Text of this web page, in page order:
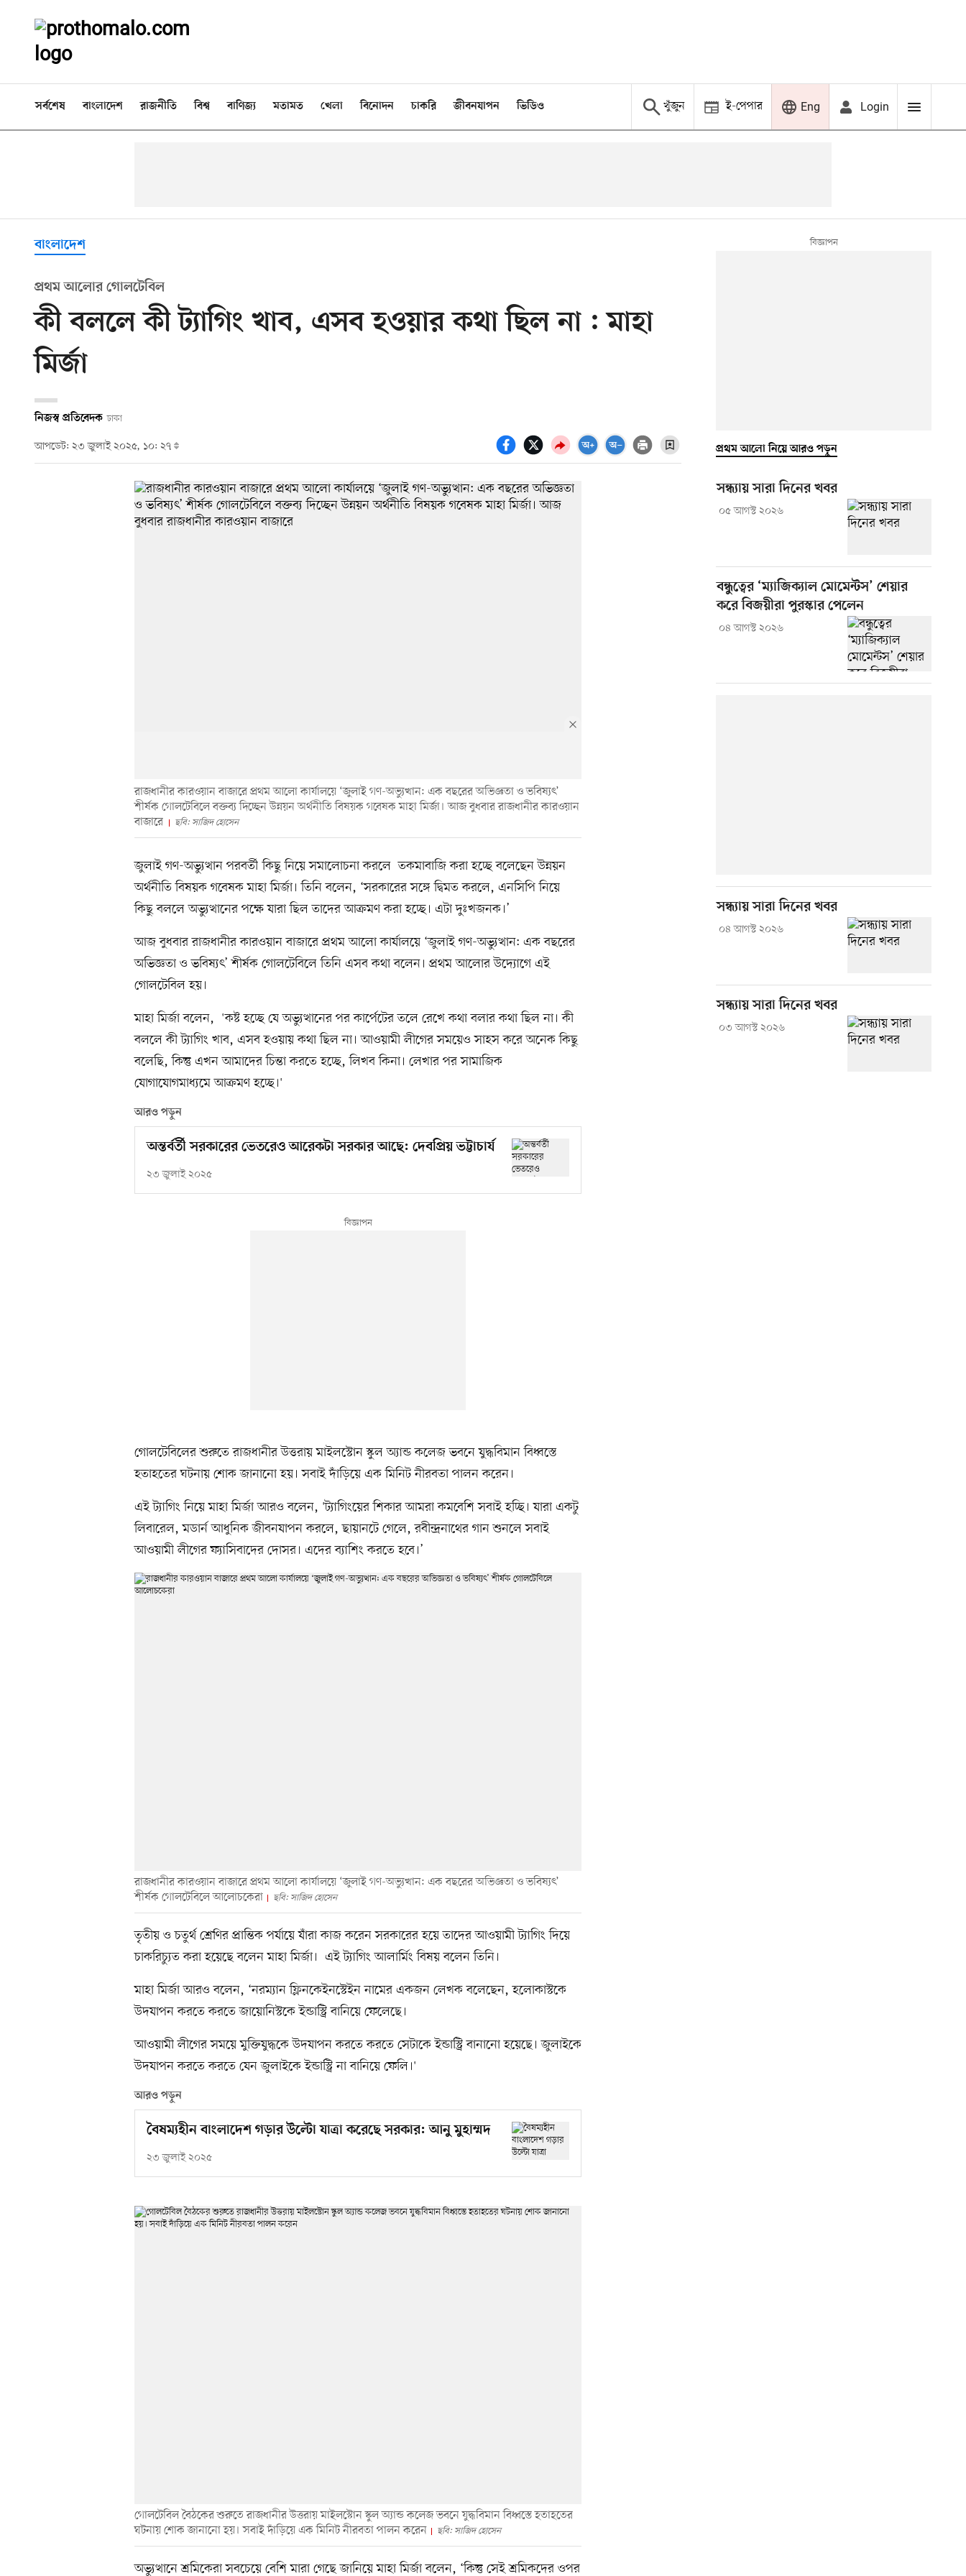
সর্বশেষ বাংলাদেশ রাজনীতি বিশ্ব বাণিজ্য মতামত খেলা বিনোদন চাকরি জীবনযাপন ভিডিও খুঁজুন ই-পেপার Eng Login
বাংলাদেশ
প্রথম আলোর গোলটেবিল
কী বললে কী ট্যাগিং খাব, এসব হওয়ার কথা ছিল না : মাহা
মির্জা
নিজস্ব প্রতিবেদক ঢাকা
আপডেট: ২৩ জুলাই ২০২৫, ১০: ২৭
রাজধানীর কারওয়ান বাজারে প্রথম আলো কার্যালয়ে ‘জুলাই গণ-অভ্যুত্থান: এক বছরের অভিজ্ঞতা ও ভবিষ্যৎ’
শীর্ষক গোলটেবিলে বক্তব্য দিচ্ছেন উন্নয়ন অর্থনীতি বিষয়ক গবেষক মাহা মির্জা। আজ বুধবার রাজধানীর কারওয়ান
বাজারে
ছবি: সাজিদ হোসেন
জুলাই গণ-অভ্যুত্থান পরবর্তী কিছু নিয়ে সমালোচনা করলে তকমাবাজি করা হচ্ছে বলেছেন উন্নয়ন
অর্থনীতি বিষয়ক গবেষক মাহা মির্জা। তিনি বলেন, ‘সরকারের সঙ্গে দ্বিমত করলে, এনসিপি নিয়ে
কিছু বললে অভ্যুত্থানের পক্ষে যারা ছিল তাদের আক্রমণ করা হচ্ছে। এটা দুঃখজনক।’
আজ বুধবার রাজধানীর কারওয়ান বাজারে প্রথম আলো কার্যালয়ে ‘জুলাই গণ-অভ্যুত্থান: এক বছরের
অভিজ্ঞতা ও ভবিষ্যৎ’ শীর্ষক গোলটেবিলে তিনি এসব কথা বলেন। প্রথম আলোর উদ্যোগে এই
গোলটেবিল হয়।
মাহা মির্জা বলেন, 'কষ্ট হচ্ছে যে অভ্যুত্থানের পর কার্পেটের তলে রেখে কথা বলার কথা ছিল না। কী
বললে কী ট্যাগিং খাব, এসব হওয়ায় কথা ছিল না। আওয়ামী লীগের সময়েও সাহস করে অনেক কিছু
বলেছি, কিন্তু এখন আমাদের চিন্তা করতে হচ্ছে, লিখব কিনা। লেখার পর সামাজিক
যোগাযোগমাধ্যমে আক্রমণ হচ্ছে।'
আরও পড়ুন
অন্তর্বর্তী সরকারের ভেতরেও আরেকটা সরকার আছে: দেবপ্রিয় ভট্টাচার্য
২৩ জুলাই ২০২৫
গোলটেবিলের শুরুতে রাজধানীর উত্তরায় মাইলস্টোন স্কুল অ্যান্ড কলেজ ভবনে যুদ্ধবিমান বিধ্বস্তে
হতাহতের ঘটনায় শোক জানানো হয়। সবাই দাঁড়িয়ে এক মিনিট নীরবতা পালন করেন।
এই ট্যাগিং নিয়ে মাহা মির্জা আরও বলেন, 'ট্যাগিংয়ের শিকার আমরা কমবেশি সবাই হচ্ছি। যারা একটু
লিবারেল, মডার্ন আধুনিক জীবনযাপন করলে, ছায়ানটে গেলে, রবীন্দ্রনাথের গান শুনলে সবাই
আওয়ামী লীগের ফ্যাসিবাদের দোসর। এদের ব্যাশিং করতে হবে।’
রাজধানীর কারওয়ান বাজারে প্রথম আলো কার্যালয়ে ‘জুলাই গণ-অভ্যুত্থান: এক বছরের অভিজ্ঞতা ও ভবিষ্যৎ’
শীর্ষক গোলটেবিলে আলোচকেরা
ছবি: সাজিদ হোসেন
তৃতীয় ও চতুর্থ শ্রেণির প্রান্তিক পর্যায়ে যাঁরা কাজ করেন সরকারের হয়ে তাদের আওয়ামী ট্যাগিং দিয়ে
চাকরিচ্যুত করা হয়েছে বলেন মাহা মির্জা। এই ট্যাগিং আলার্মিং বিষয় বলেন তিনি।
মাহা মির্জা আরও বলেন, ‘নরম্যান ফ্লিনকেইনস্টেইন নামের একজন লেখক বলেছেন, হলোকাস্টকে
উদযাপন করতে করতে জায়োনিস্টকে ইন্ডাস্ট্রি বানিয়ে ফেলেছে।
আওয়ামী লীগের সময়ে মুক্তিযুদ্ধকে উদযাপন করতে করতে সেটাকে ইন্ডাস্ট্রি বানানো হয়েছে। জুলাইকে
উদযাপন করতে করতে যেন জুলাইকে ইন্ডাস্ট্রি না বানিয়ে ফেলি।'
আরও পড়ুন
বৈষম্যহীন বাংলাদেশ গড়ার উল্টো যাত্রা করেছে সরকার: আনু মুহাম্মদ
২৩ জুলাই ২০২৫
গোলটেবিল বৈঠকের শুরুতে রাজধানীর উত্তরায় মাইলস্টোন স্কুল অ্যান্ড কলেজ ভবনে যুদ্ধবিমান বিধ্বস্তে হতাহতের
ঘটনায় শোক জানানো হয়। সবাই দাঁড়িয়ে এক মিনিট নীরবতা পালন করেন
ছবি: সাজিদ হোসেন
অভ্যুত্থানে শ্রমিকেরা সবচেয়ে বেশি মারা গেছে জানিয়ে মাহা মির্জা বলেন, ‘কিন্তু সেই শ্রমিকদের ওপর
প্রথম আলো নিয়ে আরও পড়ুন
সন্ধ্যায় সারা দিনের খবর
০৫ আগস্ট ২০২৬
বন্ধুত্বের ‘ম্যাজিক্যাল মোমেন্টস’ শেয়ার
করে বিজয়ীরা পুরস্কার পেলেন
০৪ আগস্ট ২০২৬
সন্ধ্যায় সারা দিনের খবর
০৪ আগস্ট ২০২৬
সন্ধ্যায় সারা দিনের খবর
০৩ আগস্ট ২০২৬